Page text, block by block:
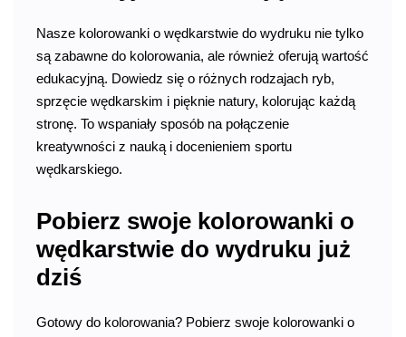
Nasze kolorowanki o wędkarstwie do wydruku nie tylko
są zabawne do kolorowania, ale również oferują wartość
edukacyjną. Dowiedz się o różnych rodzajach ryb,
sprzęcie wędkarskim i pięknie natury, kolorując każdą
stronę. To wspaniały sposób na połączenie
kreatywności z nauką i docenieniem sportu
wędkarskiego.
Pobierz swoje kolorowanki o
wędkarstwie do wydruku już
dziś
Gotowy do kolorowania? Pobierz swoje kolorowanki o